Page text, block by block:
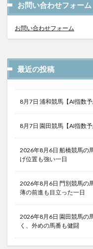
お問い合わせフォーム
お問い合わせフォーム
最近の投稿
8月7日 浦和競馬【AI指数
8月7日 園田競馬【AI指数
2026年8月6日 船橋競馬の
げ位置も強い一日
2026年8月6日 門別競馬の
薄の前進も目立った一日
2026年8月6日 園田競馬の
く、外めの馬番も健闘